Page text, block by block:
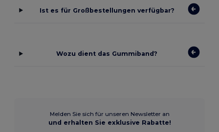
Ist es für Großbestellungen verfügbar?
Wozu dient das Gummiband?
Melden Sie sich für unseren Newsletter an
und erhalten Sie exklusive Rabatte!